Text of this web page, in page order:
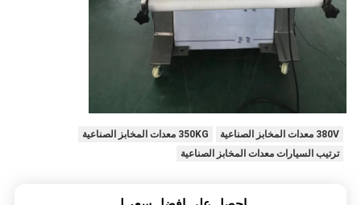
380V معدات المخابز الصناعية
350KG معدات المخابز الصناعية
ترتيب السيارات معدات المخابز الصناعية